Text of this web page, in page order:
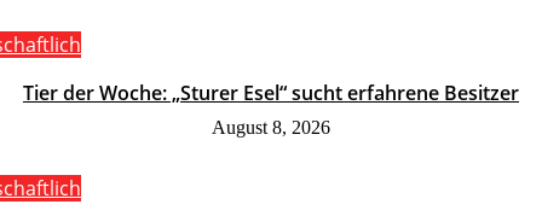
Tier der Woche: „Sturer Esel“ sucht erfahrene Besitzer
August 8, 2026